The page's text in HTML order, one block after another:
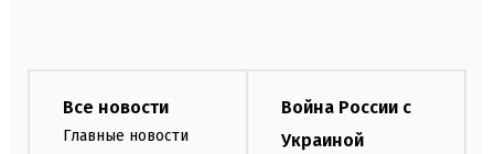
Все новости
Главные новости
Война России с
Украиной